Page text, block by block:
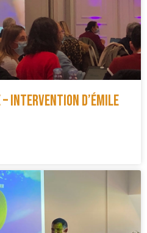
Intervention d’Émile